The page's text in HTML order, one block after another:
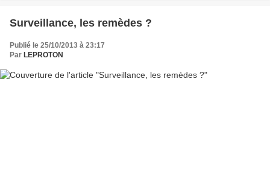
Surveillance, les remèdes ?
Publié le 25/10/2013 à 23:17
Par LEPROTON